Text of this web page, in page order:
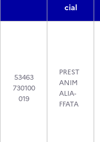
cial
53463
730100
019
PREST
ANIM
ALIA-
FFATA